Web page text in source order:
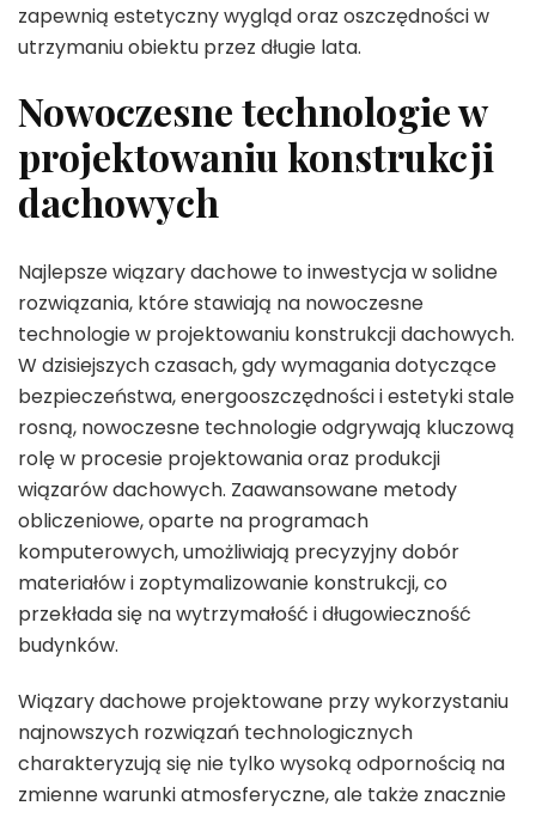
zapewnią estetyczny wygląd oraz oszczędności w
utrzymaniu obiektu przez długie lata.
Nowoczesne technologie w
projektowaniu konstrukcji
dachowych
Najlepsze wiązary dachowe to inwestycja w solidne
rozwiązania, które stawiają na nowoczesne
technologie w projektowaniu konstrukcji dachowych.
W dzisiejszych czasach, gdy wymagania dotyczące
bezpieczeństwa, energooszczędności i estetyki stale
rosną, nowoczesne technologie odgrywają kluczową
rolę w procesie projektowania oraz produkcji
wiązarów dachowych. Zaawansowane metody
obliczeniowe, oparte na programach
komputerowych, umożliwiają precyzyjny dobór
materiałów i zoptymalizowanie konstrukcji, co
przekłada się na wytrzymałość i długowieczność
budynków.
Wiązary dachowe projektowane przy wykorzystaniu
najnowszych rozwiązań technologicznych
charakteryzują się nie tylko wysoką odpornością na
zmienne warunki atmosferyczne, ale także znacznie